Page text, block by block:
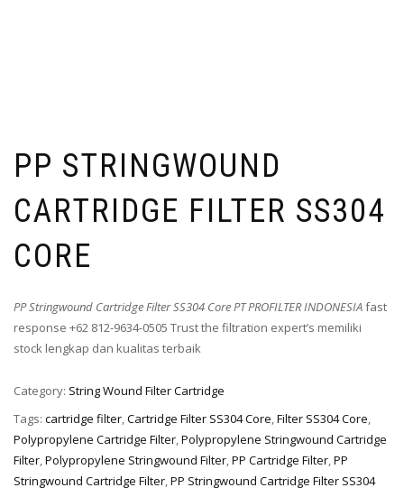
PP STRINGWOUND
CARTRIDGE FILTER SS304
CORE
PP Stringwound Cartridge Filter SS304 Core PT PROFILTER INDONESIAfast
response +62 812-9634-0505 Trust the filtration expert’s memiliki
stock lengkap dan kualitas terbaik
Category: String Wound Filter Cartridge
Tags: cartridge filter,Cartridge Filter SS304 Core,Filter SS304 Core,
Polypropylene Cartridge Filter,Polypropylene Stringwound Cartridge
Filter,Polypropylene Stringwound Filter,PP Cartridge Filter,PP
Stringwound Cartridge Filter,PP Stringwound Cartridge Filter SS304